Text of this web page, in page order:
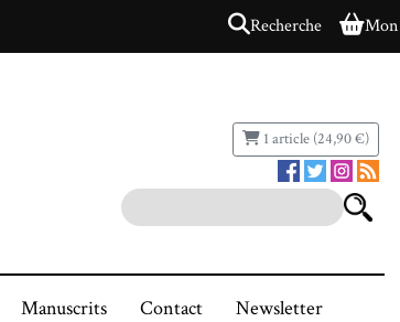
Recherche
1 article (24,90 €)
Manuscrits Contact Newsletter